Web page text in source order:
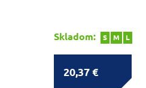
Skladom: S M L
20,37 €